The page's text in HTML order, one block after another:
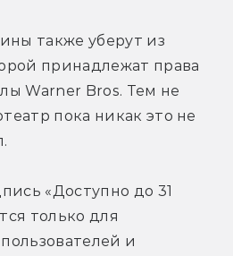
также уберут из
принадлежат права
Warner Bros. Тем не
пока никак это не
«Доступно до 31
только для
и